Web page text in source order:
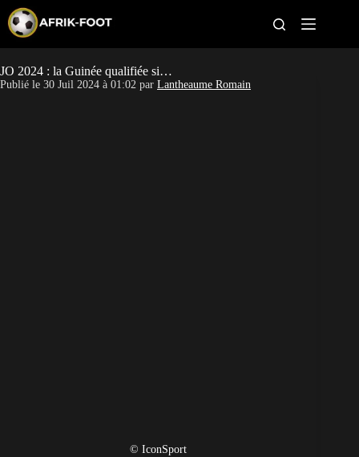
p
t
o
c
Maroc Olympique
JO 2024 : la Guinée qualifiée si…
Publié le 30 Juil 2024 à 01:02 par Lantheaume Romain
© IconSport